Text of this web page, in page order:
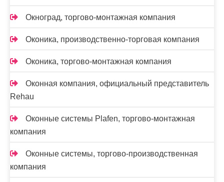
Окноград, торгово-монтажная компания
Оконика, производственно-торговая компания
Оконика, торгово-монтажная компания
Оконная компания, официальный представитель
Rehau
Оконные системы Plafen, торгово-монтажная
компания
Оконные системы, торгово-производственная
компания